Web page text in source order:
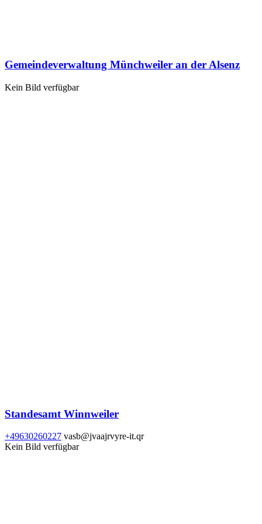
Gemeindeverwaltung Münchweiler an der Alsenz
Kein Bild verfügbar
Standesamt Winnweiler
+49630260227 vasb@jvaajrvyre-it.qr
Kein Bild verfügbar